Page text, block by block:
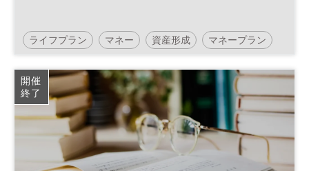
ライフプラン マネー 資産形成 マネープラン
開催
終了